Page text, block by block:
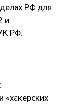
РФ для
и
РФ.
«хакерских